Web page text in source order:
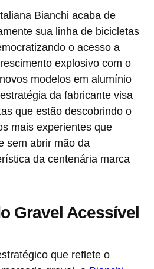
Bianchi acaba de
sua linha de bicicletas
o acesso a
explosivo com o
modelos em alumínio
da fabricante visa
que estão descobrindo o
mais experientes que
sem abrir mão da
da centenária marca
Gravel Acessível
que reflete o